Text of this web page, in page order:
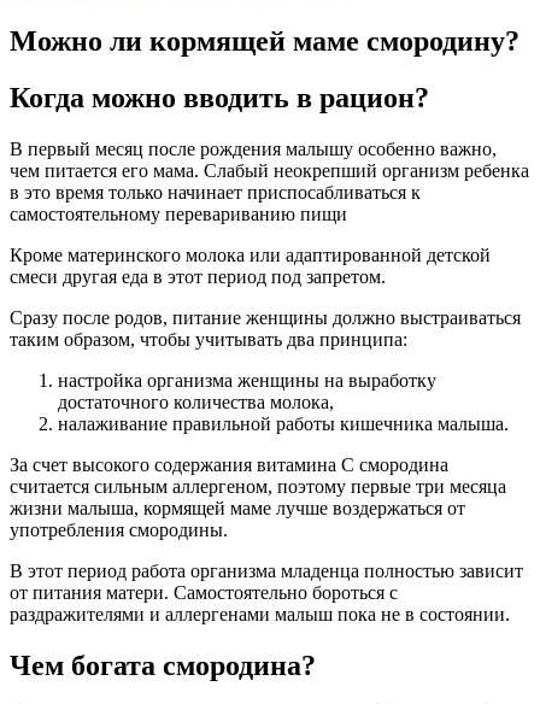
Можно ли кормящей маме смородину?
Когда можно вводить в рацион?
В первый месяц после рождения малышу особенно важно,
чем питается его мама. Слабый неокрепший организм ребенка
в это время только начинает приспосабливаться к
самостоятельному перевариванию пищи
Кроме материнского молока или адаптированной детской
смеси другая еда в этот период под запретом.
Сразу после родов, питание женщины должно выстраиваться
таким образом, чтобы учитывать два принципа:
настройка организма женщины на выработку
достаточного количества молока,
налаживание правильной работы кишечника малыша.
За счет высокого содержания витамина C смородина
считается сильным аллергеном, поэтому первые три месяца
жизни малыша, кормящей маме лучше воздержаться от
употребления смородины.
В этот период работа организма младенца полностью зависит
от питания матери. Самостоятельно бороться с
раздражителями и аллергенами малыш пока не в состоянии.
Чем богата смородина?